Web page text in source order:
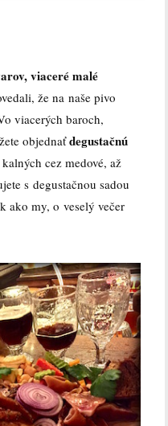
viaceré malé
že na naše pivo
viacerých baroch,
objednaťdegustačnú
cez medové, až
s degustačnou sadou
ako my, o veselý večer